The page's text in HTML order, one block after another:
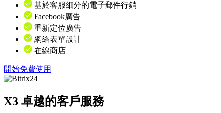
基於客服細分的電子郵件行銷
Facebook廣告
重新定位廣告
網絡表單設計
在線商店
開始免費使用
X3 卓越的客戶服務